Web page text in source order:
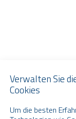
Verwalten Sie
Cookies
Um die besten